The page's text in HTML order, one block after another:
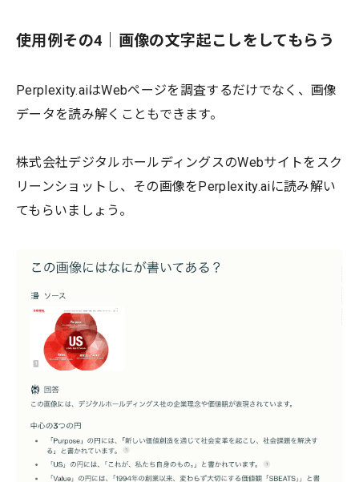
使用例その4｜画像の文字起こしをしてもらう
Perplexity.aiはWebページを調査するだけでなく、画像
データを読み解くこともできます。
株式会社デジタルホールディングスのWebサイトをスク
リーンショットし、その画像をPerplexity.aiに読み解い
てもらいましょう。